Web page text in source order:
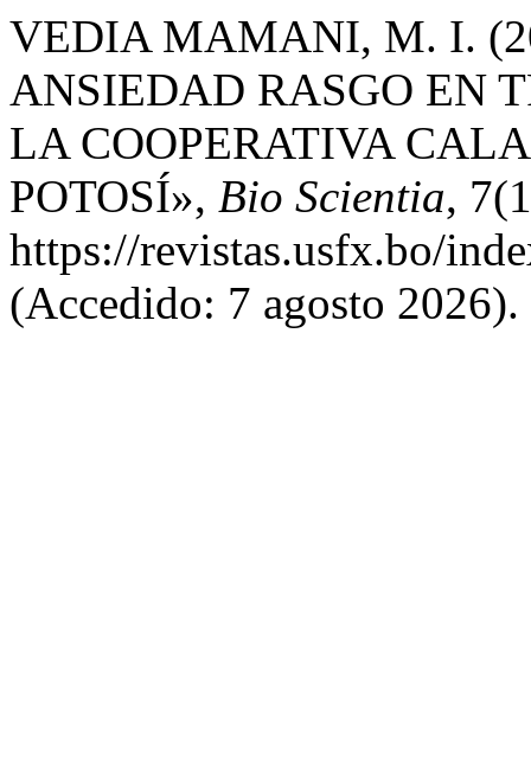
VEDIA MAMANI, M. I.
ANSIEDAD RASGO EN
LA COOPERATIVA
POTOSÍ», Bio Scientia,
https://revistas.usfx.bo/
(Accedido: 7 agosto 2026).